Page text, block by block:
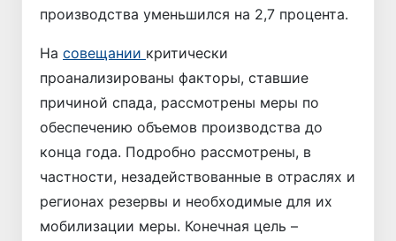
производства уменьшился на 2,7 процента.
На совещании критически
проанализированы факторы, ставшие
причиной спада, рассмотрены меры по
обеспечению объемов производства до
конца года. Подробно рассмотрены, в
частности, незадействованные в отраслях и
регионах резервы и необходимые для их
мобилизации меры. Конечная цель –